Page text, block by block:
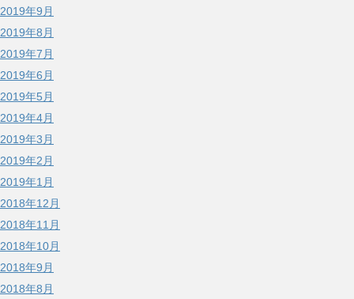
2019年9月
2019年8月
2019年7月
2019年6月
2019年5月
2019年4月
2019年3月
2019年2月
2019年1月
2018年12月
2018年11月
2018年10月
2018年9月
2018年8月